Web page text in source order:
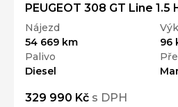
PEUGEOT 308 GT Line 1.5
Nájezd
54 669 km
96
Palivo
Diesel
329 990 Kč s DPH